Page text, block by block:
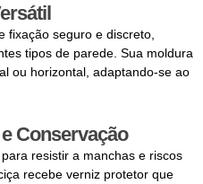
fixação seguro e discreto,
tipos de parede. Sua moldura
ou horizontal, adaptando-se ao
Conservação
resistir a manchas e riscos
recebe verniz protetor que